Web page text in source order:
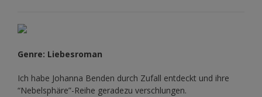
Genre: Liebesroman
Ich habe Johanna Benden durch Zufall entdeckt und ihre
“Nebelsphäre”-Reihe geradezu verschlungen.